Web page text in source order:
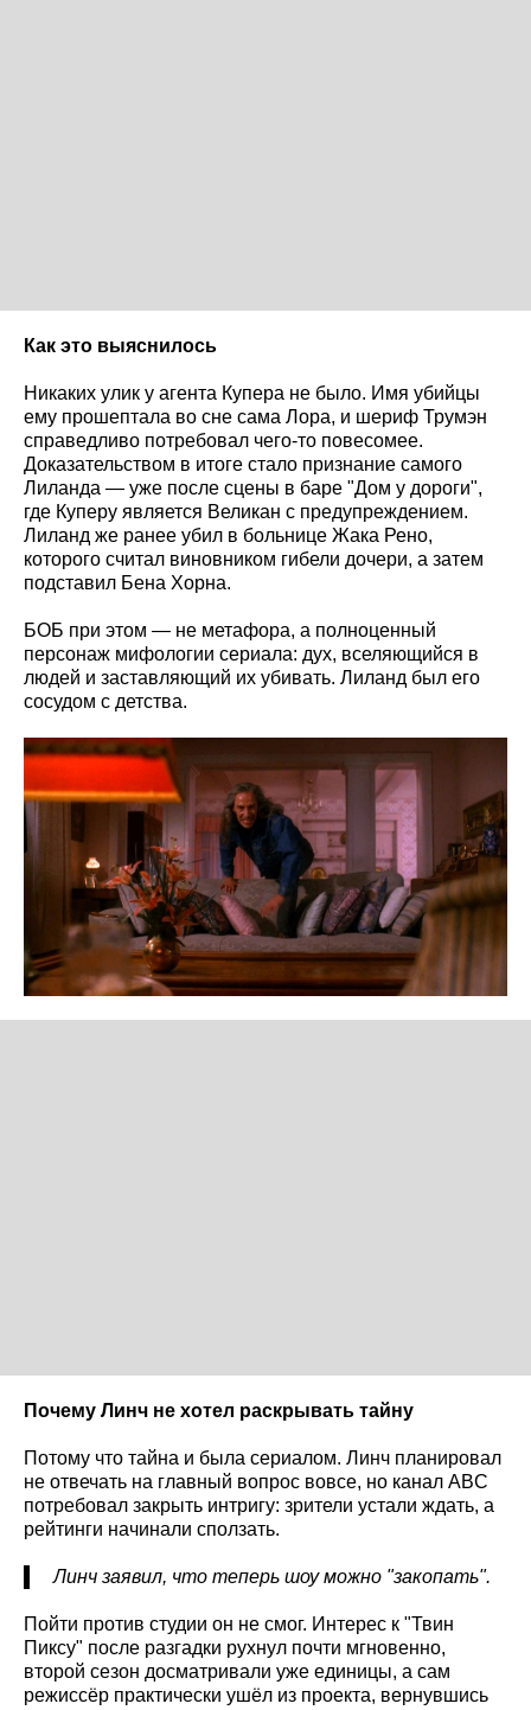
Как это выяснилось
Никаких улик у агента Купера не было. Имя убийцы
ему прошептала во сне сама Лора, и шериф Трумэн
справедливо потребовал чего-то повесомее.
Доказательством в итоге стало признание самого
Лиланда — уже после сцены в баре "Дом у дороги",
где Куперу является Великан с предупреждением.
Лиланд же ранее убил в больнице Жака Рено,
которого считал виновником гибели дочери, а затем
подставил Бена Хорна.
БОБ при этом — не метафора, а полноценный
персонаж мифологии сериала: дух, вселяющийся в
людей и заставляющий их убивать. Лиланд был его
сосудом с детства.
Почему Линч не хотел раскрывать тайну
Потому что тайна и была сериалом. Линч планировал
не отвечать на главный вопрос вовсе, но канал ABC
потребовал закрыть интригу: зрители устали ждать, а
рейтинги начинали сползать.
Линч заявил, что теперь шоу можно "закопать".
Пойти против студии он не смог. Интерес к "Твин
Пиксу" после разгадки рухнул почти мгновенно,
второй сезон досматривали уже единицы, а сам
режиссёр практически ушёл из проекта, вернувшись